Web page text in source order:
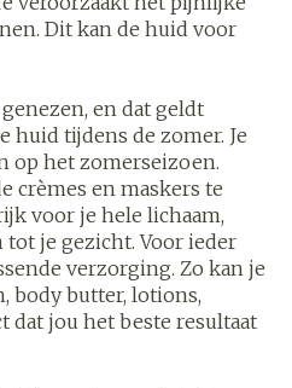
Dit kan de huid voor
en dat geldt
huid tijdens de zomer. Je
op het zomerseizoen.
crèmes en maskers te
voor je hele lichaam,
je gezicht. Voor ieder
verzorging. Zo kan je
body butter, lotions,
dat jou het beste resultaat